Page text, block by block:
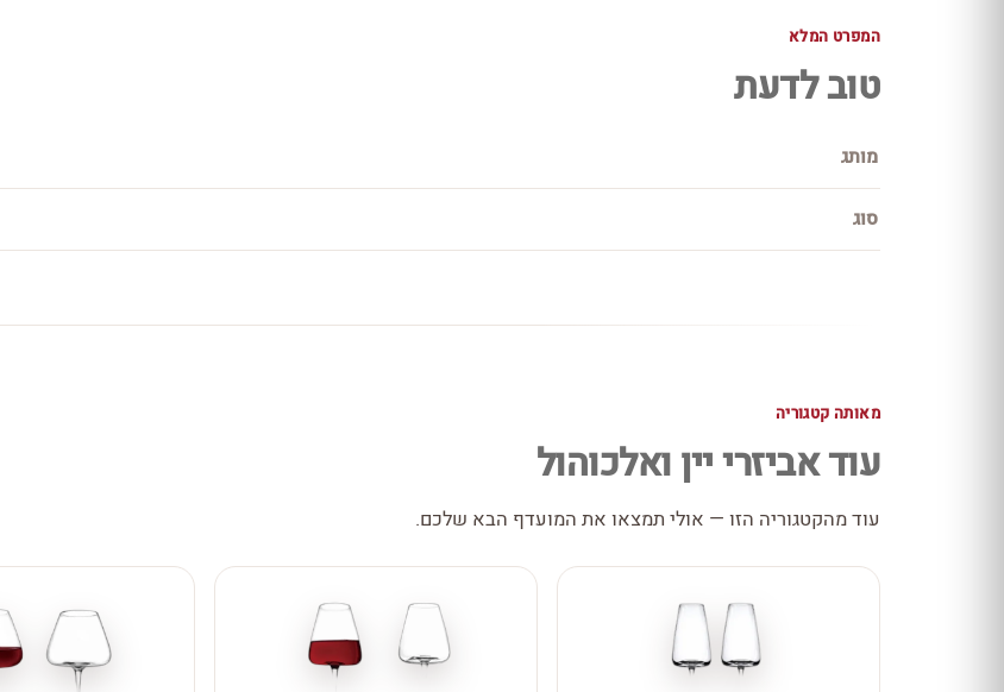
המפרט המלא
טוב לדעת
מותג
סוג
מאותה קטגוריה
עוד אביזרי יין ואלכוהול
עוד מהקטגוריה הזו — אולי תמצאו את המועדף הבא שלכם.